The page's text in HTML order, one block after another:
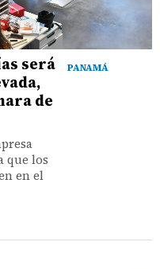
PANAMÁ
será
de
que los
en el